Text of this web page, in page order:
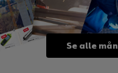
Se alle